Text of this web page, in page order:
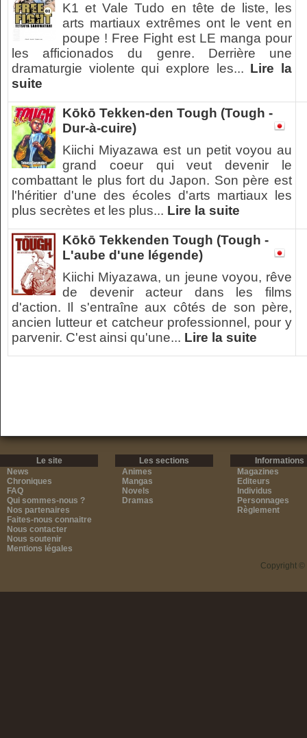
K1 et Vale Tudo en tête de liste, les
arts martiaux extrêmes ont le vent en
poupe ! Free Fight est LE manga pour
les afficionados du genre. Derrière une
dramaturgie violente qui explore les... Lire la
suite
Kōkō Tekken-den Tough (Tough -
Dur-à-cuire)
Kiichi Miyazawa est un petit voyou au
grand coeur qui veut devenir le
combattant le plus fort du Japon. Son père est
l'héritier d'une des écoles d'arts martiaux les
plus secrètes et les plus... Lire la suite
Kōkō Tekkenden Tough (Tough -
L'aube d'une légende)
Kiichi Miyazawa, un jeune voyou, rêve
de devenir acteur dans les films
d'action. Il s'entraîne aux côtés de son père,
ancien lutteur et catcheur professionnel, pour y
parvenir. C'est ainsi qu'une... Lire la suite
Le site
News
Chroniques
FAQ
Qui sommes-nous ?
Nos partenaires
Faites-nous connaitre
Nous contacter
Nous soutenir
Mentions légales
Les sections
Animes
Mangas
Novels
Dramas
Informations
Magazines
Editeurs
Individus
Personnages
Règlement
Copyright ©